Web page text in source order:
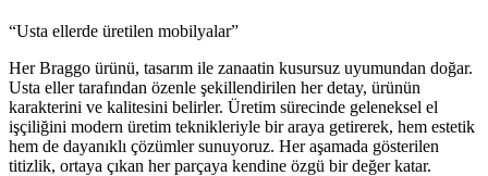
“Usta ellerde üretilen mobilyalar”
Her Braggo ürünü, tasarım ile zanaatin kusursuz uyumundan doğar.
Usta eller tarafından özenle şekillendirilen her detay, ürünün
karakterini ve kalitesini belirler. Üretim sürecinde geleneksel el
işçiliğini modern üretim teknikleriyle bir araya getirerek, hem estetik
hem de dayanıklı çözümler sunuyoruz. Her aşamada gösterilen
titizlik, ortaya çıkan her parçaya kendine özgü bir değer katar.